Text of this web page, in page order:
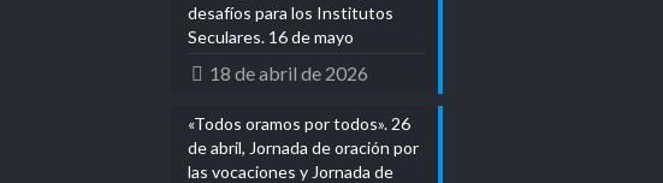
desafíos para los Institutos
Seculares. 16 de mayo
18 de abril de 2026
«Todos oramos por todos». 26
de abril, Jornada de oración por
las vocaciones y Jornada de